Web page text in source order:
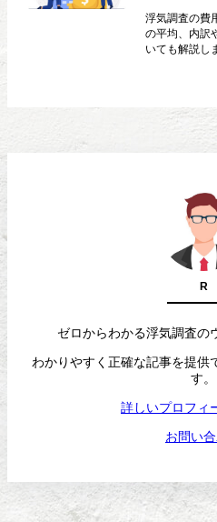
浮気調査の費
の平均、内訳
いても解説し
R
ゼロからわかる浮気調査の
わかりやすく正確な記事を提供
す。
詳しいプロフィ
お問い